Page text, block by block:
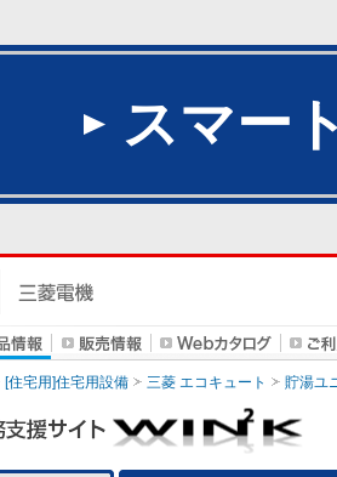
スマー
[住宅用]住宅用設備 三菱 エコキュート 貯湯ユ